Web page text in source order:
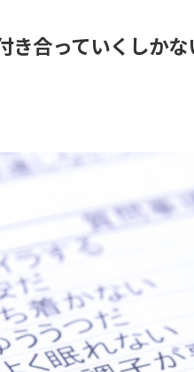
き合っていくしか